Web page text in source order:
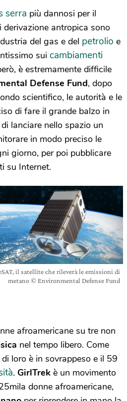
serra più dannosi per il
derivazione antropica sono
del gas e del petrolio e
sui cambiamenti
è estremamente difficile
Defense Fund, dopo
scientifico, le autorità e le
di fare il grande balzo in
lanciare nello spazio un
in modo preciso le
giorno, per poi pubblicare
su Internet.
il satellite che rileverà le emissioni di
metano © Environmental Defense Fund
afroamericane su tre non
nel tempo libero. Come
loro è in sovrappeso e il 59
. GirlTrek è un movimento
donne afroamericane,